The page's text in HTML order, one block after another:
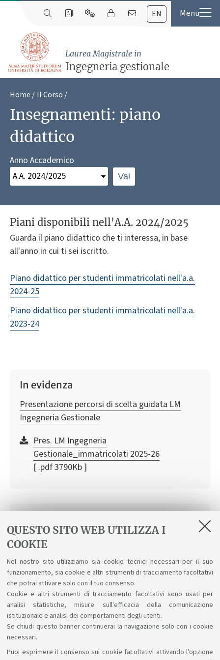
QUESTO SITO WEB UTILIZZA I
COOKIE
Nel nostro sito utilizziamo sia cookie tecnici necessari per il suo
funzionamento, sia cookie e altri strumenti di tracciamento facoltativi
che potrai attivare solo con il tuo consenso.
Cookie e altri strumenti di tracciamento facoltativi sono usati per
analisi statistiche, misure sull'efficacia della comunicazione
istituzionale e analisi dei comportamenti degli utenti.
Se chiudi questo banner continuerai la navigazione solo con i cookie
necessari.
Puoi esprimere il consenso sui cookie facoltativi attivando l'opzione
EN
Laurea Magistrale in
Ingegneria gestionale
Home Il Corso
Insegnamenti: piano
didattico
Anno Accademico
Vai
Piani disponibili nell'A.A. 2024/2025
Guarda il piano didattico che ti interessa, in base
all'anno in cui ti sei iscritto.
Piano didattico per studenti immatricolati nell'a.a.
2024-25
Piano didattico per studenti immatricolati nell'a.a.
2023-24
In evidenza
Presentazione percorsi di scelta guidata LM
Ingegneria Gestionale
Pres. LM Ingegneria
Gestionale_immatricolati 2025-26
[ .pdf 3790Kb ]
Corsi non attivi per Piano didattico
[ .pdf 47Kb ]
FAQ_Corsi non attivi
[ .pdf 10Kb ]
Sosteniamo il diritto alla conoscenza